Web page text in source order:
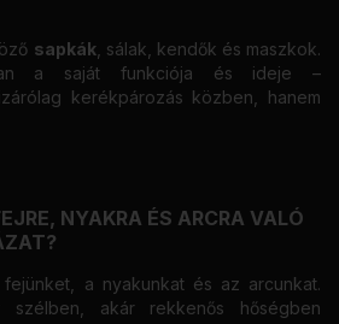
sapkák, sálak, kendők és maszkok.
a saját funkciója és ideje –
kerékpározás közben, hanem
NYAKRA ÉS ARCRA VALÓ
a nyakunkat és az arcunkat.
szélben, akár rekkenős hőségben